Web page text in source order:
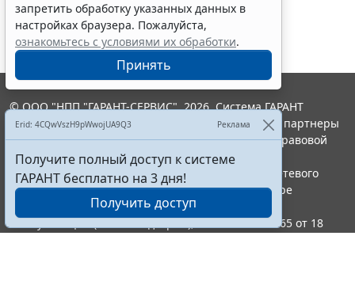
запретить обработку указанных данных в
настройках браузера. Пожалуйста,
ознакомьтесь с условиями их обработки.
Принять
Erid: 4CQwVszH9pWwojUA9Q3 Реклама
Получите полный доступ к системе
ГАРАНТ бесплатно на 3 дня!
Получить доступ
© ООО "НПП "ГАРАНТ-СЕРВИС", 2026. Система ГАРАНТ
выпускается с 1990 года. Компания "Гарант" и ее партнеры
являются участниками Российской ассоциации правовой
информации ГАРАНТ.
Портал ГАРАНТ.РУ зарегистрирован в качестве сетевого
издания Федеральной службой по надзору в сфере
связи,информационных технологий и массовых
коммуникаций (Роскомнадзором), Эл № ФС77-58365 от 18